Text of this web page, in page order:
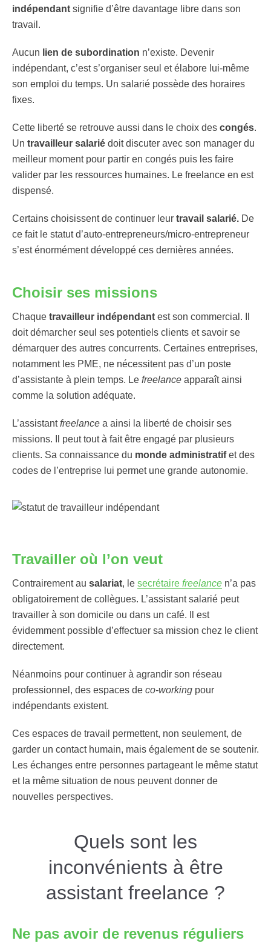
indépendant signifie d’être davantage libre dans son
travail.
Aucun lien de subordination n’existe. Devenir
indépendant, c’est s’organiser seul et élabore lui-même
son emploi du temps. Un salarié possède des horaires
fixes.
Cette liberté se retrouve aussi dans le choix des congés.
Un travailleur salarié doit discuter avec son manager du
meilleur moment pour partir en congés puis les faire
valider par les ressources humaines. Le freelance en est
dispensé.
Certains choisissent de continuer leur travail salarié. De
ce fait le statut d’auto-entrepreneurs/micro-entrepreneur
s’est énormément développé ces dernières années.
Choisir ses missions
Chaque travailleur indépendant est son commercial. Il
doit démarcher seul ses potentiels clients et savoir se
démarquer des autres concurrents. Certaines entreprises,
notamment les PME, ne nécessitent pas d’un poste
d’assistante à plein temps. Le freelance apparaît ainsi
comme la solution adéquate.
L’assistantfreelance a ainsi la liberté de choisir ses
missions. Il peut tout à fait être engagé par plusieurs
clients. Sa connaissance du monde administratifet des
codes de l’entreprise lui permet une grande autonomie.
Travailler où l’on veut
Contrairement au salariat, le secrétaire freelance n’a pas
obligatoirement de collègues. L’assistant salarié peut
travailler à son domicile ou dans un café. Il est
évidemment possible d’effectuer sa mission chez le client
directement.
Néanmoins pour continuer à agrandir son réseau
professionnel, des espaces de co-working pour
indépendants existent.
Ces espaces de travail permettent, non seulement, de
garder un contact humain, mais également de se soutenir.
Les échanges entre personnes partageant le même statut
et la même situation de nous peuvent donner de
nouvelles perspectives.
Quels sont les
inconvénients à être
assistant freelance ?
Ne pas avoir de revenus réguliers